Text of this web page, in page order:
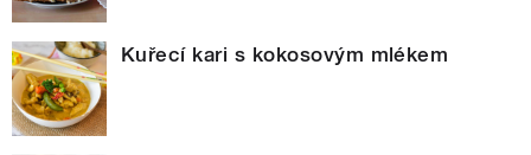
Kuřecí kari s kokosovým mlékem